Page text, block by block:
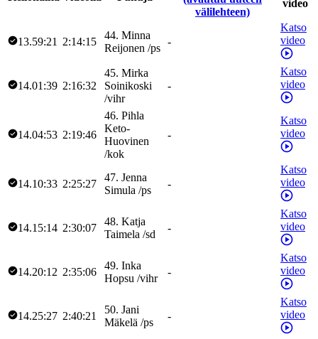
välilehteen)
video
13.59:21 2:14:15
44. Minna
Reijonen /ps
-
Katso
video
14.01:39 2:16:32
45. Mirka
Soinikoski
/vihr
-
Katso
video
14.04:53 2:19:46
46. Pihla
Keto-
Huovinen
/kok
-
Katso
video
14.10:33 2:25:27
47. Jenna
Simula /ps
-
Katso
video
14.15:14 2:30:07
48. Katja
Taimela /sd
-
Katso
video
14.20:12 2:35:06
49. Inka
Hopsu /vihr
-
Katso
video
14.25:27 2:40:21
50. Jani
Mäkelä /ps
-
Katso
video